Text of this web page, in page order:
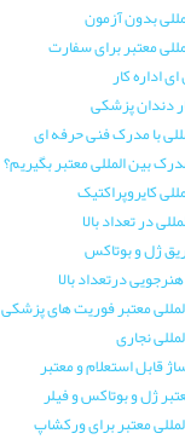
بدون آزمون
معتبر برای سفارت
اداره کار
دندان پزشکی
با مدرک فنی حرفه ای
بین المللی معتبر بگیریم؟
کایروپراکتیک
در تعداد بالا
ژل و بوتاکس
درتعداد بالا
معتبر فوریت های پزشکی
نجاری
قابل استعلام و معتبر
ژل و بوتاکس و فیلر
معتبر برای ورکشاپ